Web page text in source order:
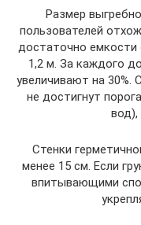
Размер
пользователей
достаточно емкости
1,2 м. За каждого
увеличивают на 30%.
не достигнут
вод),
Стенки
менее 15 см. Если
впитывающими